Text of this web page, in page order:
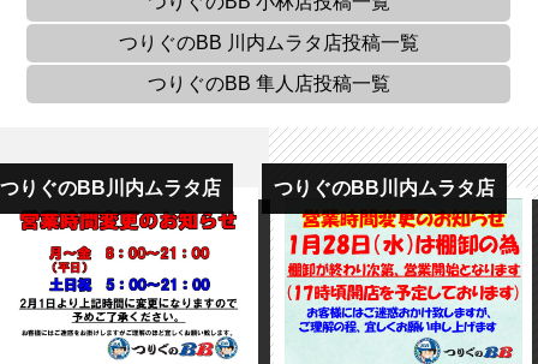
つりぐのBB 川内ムラタ店投稿一覧
つりぐのBB 隼人店投稿一覧
つりぐのBB川内ムラタ店 つりぐのBB川内ムラタ店